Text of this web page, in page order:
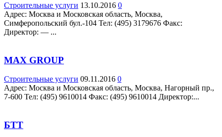
Строительные услуги 13.10.2016 0
Адрес: Москва и Московская область, Москва,
Симферопольский бул.-104 Teл: (495) 3179676 Факс:
Директор: — ...
MAX GROUP
Строительные услуги 09.11.2016 0
Адрес: Москва и Московская область, Москва, Нагорный пр.,
7-600 Teл: (495) 9610014 Факс: (495) 9610014 Директор:...
БТТ